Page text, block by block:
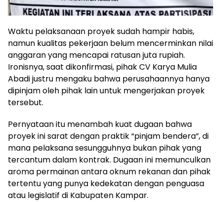
Waktu pelaksanaan proyek sudah hampir habis,
namun kualitas pekerjaan belum mencerminkan nilai
anggaran yang mencapai ratusan juta rupiah.
Ironisnya, saat dikonfirmasi, pihak CV Karya Mulia
Abadi justru mengaku bahwa perusahaannya hanya
dipinjam oleh pihak lain untuk mengerjakan proyek
tersebut.
Pernyataan itu menambah kuat dugaan bahwa
proyek ini sarat dengan praktik “pinjam bendera”, di
mana pelaksana sesungguhnya bukan pihak yang
tercantum dalam kontrak. Dugaan ini memunculkan
aroma permainan antara oknum rekanan dan pihak
tertentu yang punya kedekatan dengan penguasa
atau legislatif di Kabupaten Kampar.